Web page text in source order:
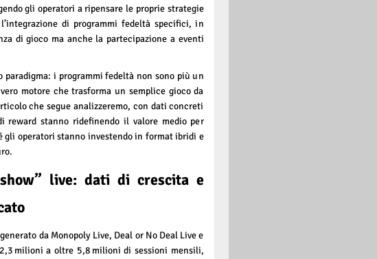
gli operatori a ripensare le proprie strategie
di programmi fedeltà specifici, in
di gioco ma anche la partecipazione a eventi
paradigma: i programmi fedeltà non sono più un
motore che trasforma un semplice gioco da
che segue analizzeremo, con dati concreti
reward stanno ridefinendo il valore medio per
gli operatori stanno investendo in format ibridi e
live: dati di crescita e
da Monopoly Live, Deal or No Deal Live e
milioni a oltre 5,8 milioni di sessioni mensili,